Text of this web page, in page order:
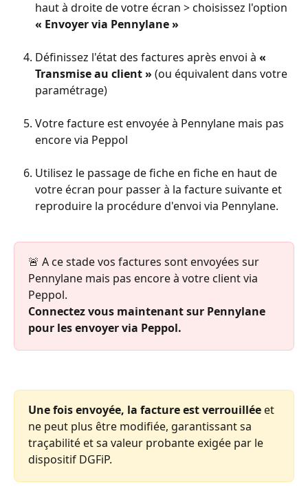
haut à droite de votre écran > choisissez l'option
« Envoyer via Pennylane »
Définissez l'état des factures après envoi à «
Transmise au client » (ou équivalent dans votre
paramétrage)
Votre facture est envoyée à Pennylane mais pas
encore via Peppol
Utilisez le passage de fiche en fiche en haut de
votre écran pour passer à la facture suivante et
reproduire la procédure d'envoi via Pennylane.
🚨 A ce stade vos factures sont envoyées sur
Pennylane mais pas encore à votre client via
Peppol.
Connectez vous maintenant sur Pennylane
pour les envoyer via Peppol.
Une fois envoyée, la facture est verrouillée et
ne peut plus être modifiée, garantissant sa
traçabilité et sa valeur probante exigée par le
dispositif DGFiP.